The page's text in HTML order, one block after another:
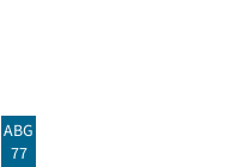
ABG
77